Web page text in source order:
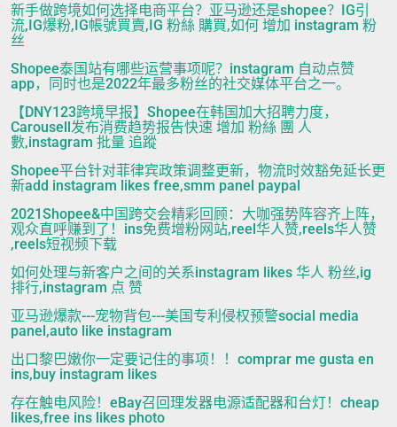
新手做跨境如何选择电商平台？亚马逊还是shopee？IG引
流,IG爆粉,IG帳號買賣,IG 粉絲 購買,如何 增加 instagram 粉
丝
Shopee泰国站有哪些运营事项呢？instagram 自动点赞
app，同时也是2022年最多粉丝的社交媒体平台之一。
【DNY123跨境早报】Shopee在韩国加大招聘力度，
Carousell发布消费趋势报告快速 增加 粉絲 團 人
數,instagram 批量 追蹤
Shopee平台针对菲律宾政策调整更新，物流时效豁免延长更
新add instagram likes free,smm panel paypal
2021Shopee&中国跨交会精彩回顾：大咖强势阵容齐上阵，
观众直呼赚到了！ins免费增粉网站,reel华人赞,reels华人赞
,reels短视频下载
如何处理与新客户之间的关系instagram likes 华人 粉丝,ig
排行,instagram 点 赞
亚马逊爆款---宠物背包---美国专利侵权预警social media
panel,auto like instagram
出口黎巴嫩你一定要记住的事项！！comprar me gusta en
ins,buy instagram likes
存在触电风险！eBay召回理发器电源适配器和台灯！cheap
likes,free ins likes photo